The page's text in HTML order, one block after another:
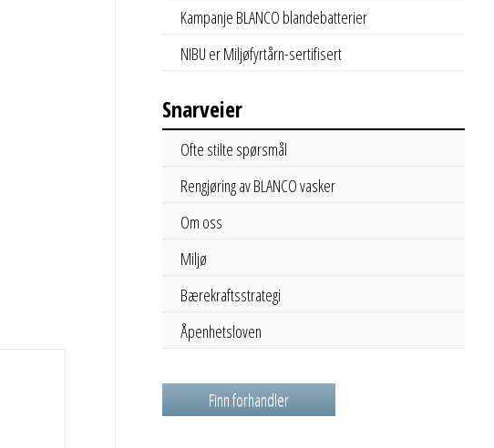
Kampanje BLANCO blandebatterier
NIBU er Miljøfyrtårn-sertifisert
Snarveier
Ofte stilte spørsmål
Rengjøring av BLANCO vasker
Om oss
Miljø
Bærekraftsstrategi
Åpenhetsloven
Finn forhandler